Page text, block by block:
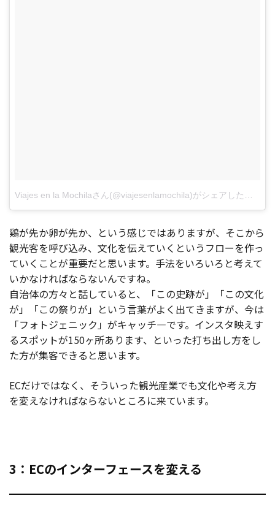
鶏が先か卵が先か、という感じではありますが、そこから
観光客を呼び込み、文化を伝えていくというフローを作っ
ていくことが重要だと思います。手法をいろいろと考えて
いかなければならないんですね。
自治体の方々と話していると、「この史跡が」「この文化
が」「この祭りが」という言葉がよく出てきますが、今は
「フォトジェニック」がキャッチ―です。インスタ映えす
るスポットが150ヶ所あります、といった打ち出し方をし
た方が集客できると思います。
ECだけではなく、そういった観光産業でも文化や考え方
を変えなければならないところに来ています。
3：ECのインターフェースを変える